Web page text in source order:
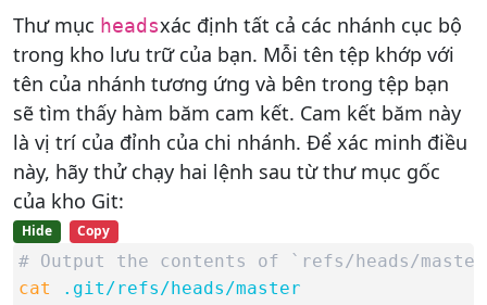
Thư mục headsxác định tất cả các nhánh cục bộ
trong kho lưu trữ của bạn. Mỗi tên tệp khớp với
tên của nhánh tương ứng và bên trong tệp bạn
sẽ tìm thấy hàm băm cam kết. Cam kết băm này
là vị trí của đỉnh của chi nhánh. Để xác minh điều
này, hãy thử chạy hai lệnh sau từ thư mục gốc
của kho Git:
Hide Copy
# Output the contents of `refs/heads/
cat
.git/refs/heads/master